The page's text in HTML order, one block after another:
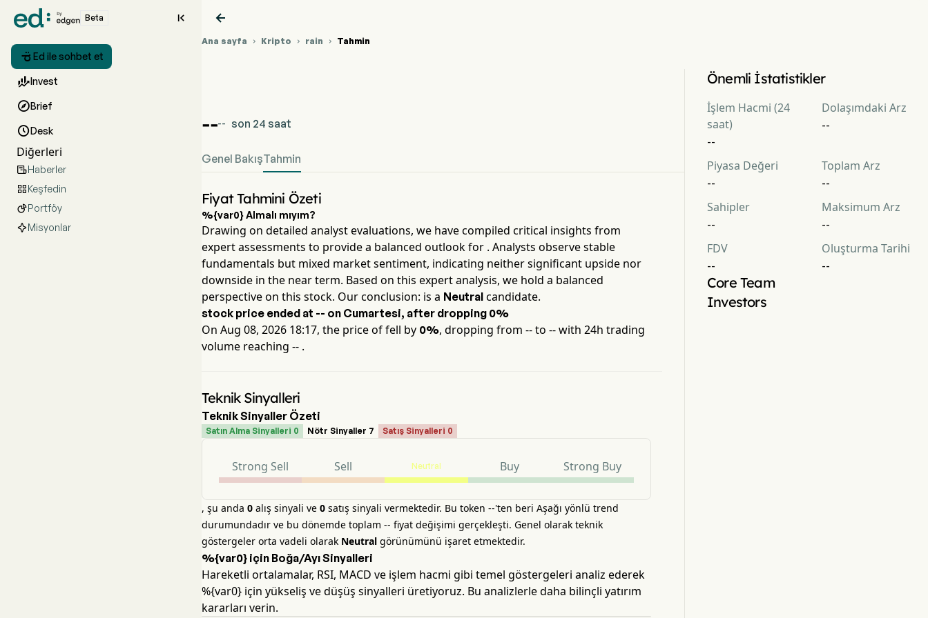
Beta 
 Ed ile sohbet et
Invest
Brief
Desk
Diğerleri
Haberler
Keşfedin
Portföy
Misyonlar

Ana sayfa  Kripto  rain  Tahmin
---- son 24 saat
Genel BakışTahmin
Fiyat Tahmini Özeti
%{var0} Almalı mıyım?
Drawing on detailed analyst evaluations, we have compiled critical insights from
expert assessments to provide a balanced outlook for . Analysts observe stable
fundamentals but mixed market sentiment, indicating neither significant upside nor
downside in the near term. Based on this expert analysis, we hold a balanced
perspective on this stock. Our conclusion: is a Neutral candidate.
stock price ended at -- on Cumartesi, after dropping 0%
On Aug 08, 2026 18:17, the price offell by 0%, dropping from --to --with 24h trading
volume reaching -- .
Teknik Sinyalleri
Teknik Sinyaller Özeti
Satın Alma Sinyalleri 0 Nötr Sinyaller 7 Satış Sinyalleri 0
Strong Sell Sell Neutral Buy Strong Buy
, şu anda 0 alış sinyali ve 0 satış sinyali vermektedir. Bu token --'ten beri Aşağı yönlü trend
durumundadır ve bu dönemde toplam -- fiyat değişimi gerçekleşti. Genel olarak teknik
göstergeler orta vadeli olarak Neutral görünümünü işaret etmektedir.
%{var0} için Boğa/Ayı Sinyalleri
Hareketli ortalamalar, RSI, MACD ve işlem hacmi gibi temel göstergeleri analiz ederek
%{var0} için yükseliş ve düşüş sinyalleri üretiyoruz. Bu analizlerle daha bilinçli yatırım
kararları verin.
Önemli İstatistikler
İşlem Hacmi (24
saat)
--
Dolaşımdaki Arz
--
Piyasa Değeri
--
Toplam Arz
--
Sahipler
--
Maksimum Arz
--
FDV
--
Oluşturma Tarihi
--
Core Team
Investors